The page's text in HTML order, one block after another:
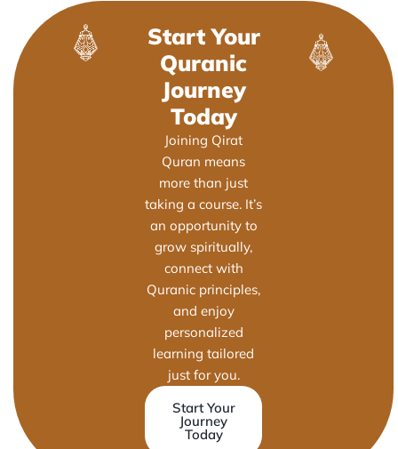
Start Your
Quranic
Journey
Today
Joining Qirat
Quran means
more than just
taking a course. It’s
an opportunity to
grow spiritually,
connect with
Quranic principles,
and enjoy
personalized
learning tailored
just for you.
Start Your
Journey
Today